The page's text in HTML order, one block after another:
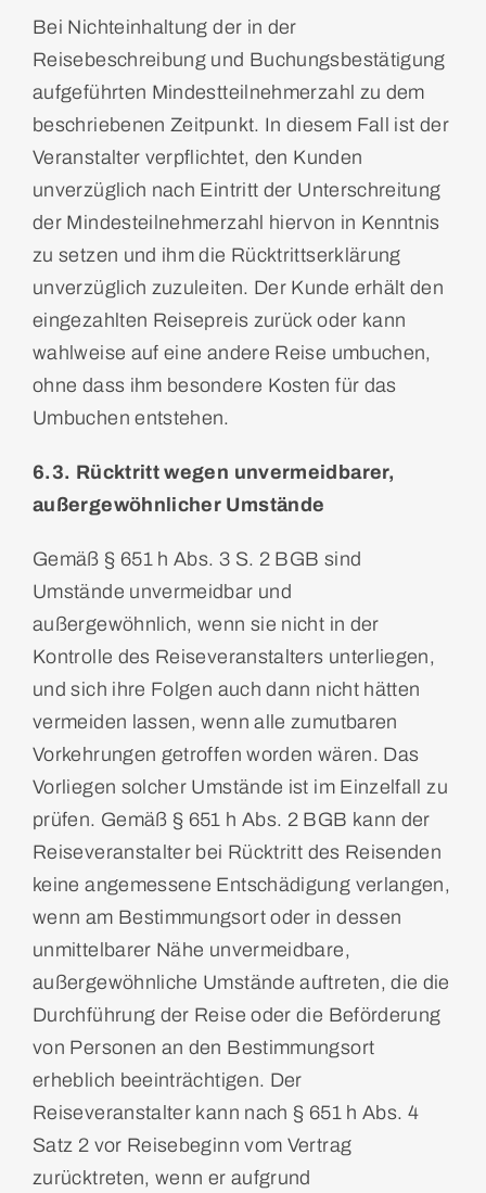
Bei Nichteinhaltung der in der
Reisebeschreibung und Buchungsbestätigung
aufgeführten Mindestteilnehmerzahl zu dem
beschriebenen Zeitpunkt. In diesem Fall ist der
Veranstalter verpflichtet, den Kunden
unverzüglich nach Eintritt der Unterschreitung
der Mindesteilnehmerzahl hiervon in Kenntnis
zu setzen und ihm die Rücktrittserklärung
unverzüglich zuzuleiten. Der Kunde erhält den
eingezahlten Reisepreis zurück oder kann
wahlweise auf eine andere Reise umbuchen,
ohne dass ihm besondere Kosten für das
Umbuchen entstehen.
6.3. Rücktritt wegen unvermeidbarer,
außergewöhnlicher Umstände
Gemäß § 651 h Abs. 3 S. 2 BGB sind
Umstände unvermeidbar und
außergewöhnlich, wenn sie nicht in der
Kontrolle des Reiseveranstalters unterliegen,
und sich ihre Folgen auch dann nicht hätten
vermeiden lassen, wenn alle zumutbaren
Vorkehrungen getroffen worden wären. Das
Vorliegen solcher Umstände ist im Einzelfall zu
prüfen. Gemäß § 651 h Abs. 2 BGB kann der
Reiseveranstalter bei Rücktritt des Reisenden
keine angemessene Entschädigung verlangen,
wenn am Bestimmungsort oder in dessen
unmittelbarer Nähe unvermeidbare,
außergewöhnliche Umstände auftreten, die die
Durchführung der Reise oder die Beförderung
von Personen an den Bestimmungsort
erheblich beeinträchtigen. Der
Reiseveranstalter kann nach § 651 h Abs. 4
Satz 2 vor Reisebeginn vom Vertrag
zurücktreten, wenn er aufgrund